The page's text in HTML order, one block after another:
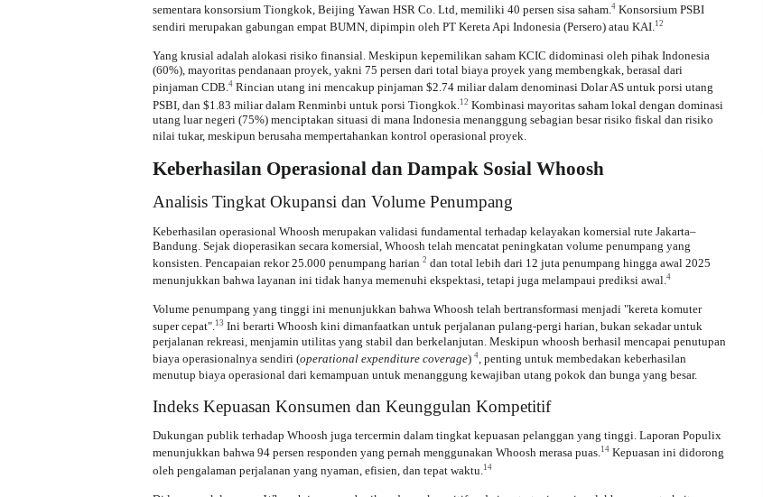
sementara konsorsium Tiongkok, Beijing Yawan HSR Co. Ltd, memiliki 40 persen sisa saham.4 Konsorsium PSBI
sendiri merupakan gabungan empat BUMN, dipimpin oleh PT Kereta Api Indonesia (Persero) atau KAI.12
Yang krusial adalah alokasi risiko finansial. Meskipun kepemilikan saham KCIC didominasi oleh pihak Indonesia
(60%), mayoritas pendanaan proyek, yakni 75 persen dari total biaya proyek yang membengkak, berasal dari
pinjaman CDB.4 Rincian utang ini mencakup pinjaman $2.74 miliar dalam denominasi Dolar AS untuk porsi utang
PSBI, dan $1.83 miliar dalam Renminbi untuk porsi Tiongkok.12 Kombinasi mayoritas saham lokal dengan dominasi
utang luar negeri (75%) menciptakan situasi di mana Indonesia menanggung sebagian besar risiko fiskal dan risiko
nilai tukar, meskipun berusaha mempertahankan kontrol operasional proyek.
Keberhasilan Operasional dan Dampak Sosial Whoosh
Analisis Tingkat Okupansi dan Volume Penumpang
Keberhasilan operasional Whoosh merupakan validasi fundamental terhadap kelayakan komersial rute Jakarta–
Bandung. Sejak dioperasikan secara komersial, Whoosh telah mencatat peningkatan volume penumpang yang
konsisten. Pencapaian rekor 25.000 penumpang harian 2 dan total lebih dari 12 juta penumpang hingga awal 2025
menunjukkan bahwa layanan ini tidak hanya memenuhi ekspektasi, tetapi juga melampaui prediksi awal.4
Volume penumpang yang tinggi ini menunjukkan bahwa Whoosh telah bertransformasi menjadi "kereta komuter
super cepat".13 Ini berarti Whoosh kini dimanfaatkan untuk perjalanan pulang-pergi harian, bukan sekadar untuk
perjalanan rekreasi, menjamin utilitas yang stabil dan berkelanjutan. Meskipun whoosh berhasil mencapai penutupan
biaya operasionalnya sendiri (operational expenditure coverage) 4, penting untuk membedakan keberhasilan
menutup biaya operasional dari kemampuan untuk menanggung kewajiban utang pokok dan bunga yang besar.
Indeks Kepuasan Konsumen dan Keunggulan Kompetitif
Dukungan publik terhadap Whoosh juga tercermin dalam tingkat kepuasan pelanggan yang tinggi. Laporan Populix
menunjukkan bahwa 94 persen responden yang pernah menggunakan Whoosh merasa puas.14 Kepuasan ini didorong
oleh pengalaman perjalanan yang nyaman, efisien, dan tepat waktu.14